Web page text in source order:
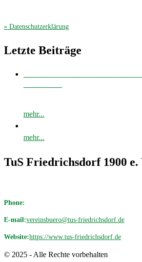
» Datenschutzerklärung
Letzte Beiträge
mehr...
mehr...
TuS Friedrichsdorf 1900 e.
Phone:
E-mail:vereinsbuero@tus-friedrichsdorf.de
Website:https://www.tus-friedrichsdorf.de
© 2025 - Alle Rechte vorbehalten